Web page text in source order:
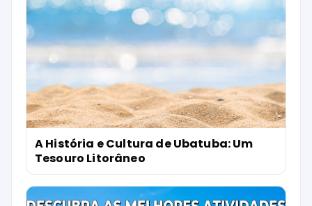
A História e Cultura de Ubatuba: Um
Tesouro Litorâneo